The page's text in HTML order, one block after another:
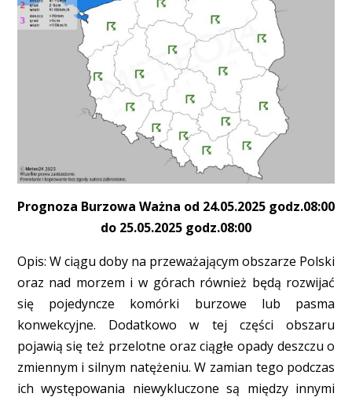
Prognoza Burzowa Ważna od 24.05.2025 godz.08:00
do 25.05.2025 godz.08:00
Opis: W ciągu doby na przeważającym obszarze Polski
oraz nad morzem i w górach również będą rozwijać
się pojedyncze komórki burzowe lub pasma
konwekcyjne. Dodatkowo w tej części obszaru
pojawią się też przelotne oraz ciągłe opady deszczu o
zmiennym i silnym natężeniu. W zamian tego podczas
ich występowania niewykluczone są między innymi